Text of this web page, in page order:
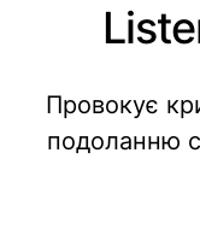
Провокує
подоланню